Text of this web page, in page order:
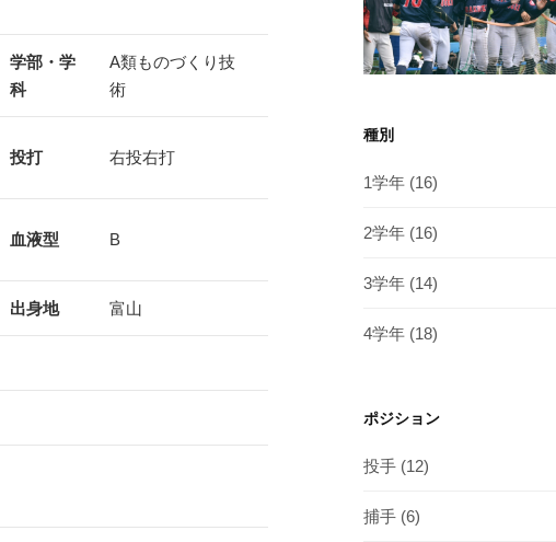
学部・学
科
A類ものづくり技
術
投打 右投右打
血液型 B
出身地 富山
種別
1学年 (16)
2学年 (16)
3学年 (14)
4学年 (18)
ポジション
投手 (12)
捕手 (6)